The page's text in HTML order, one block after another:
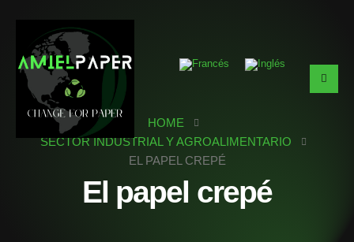
HOME
SECTOR INDUSTRIAL Y AGROALIMENTARIO
EL PAPEL CREPÉ
El papel crepé